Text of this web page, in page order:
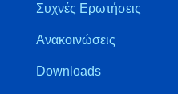
Συχνές Ερωτήσεις
Ανακοινώσεις
Downloads